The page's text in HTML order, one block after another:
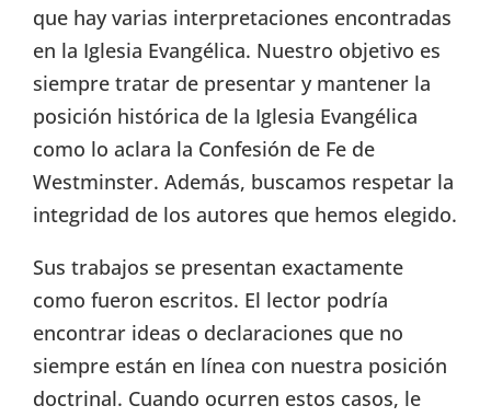
que hay varias interpretaciones encontradas
en la Iglesia Evangélica. Nuestro objetivo es
siempre tratar de presentar y mantener la
posición histórica de la Iglesia Evangélica
como lo aclara la Confesión de Fe de
Westminster. Además, buscamos respetar la
integridad de los autores que hemos elegido.
Sus trabajos se presentan exactamente
como fueron escritos. El lector podría
encontrar ideas o declaraciones que no
siempre están en línea con nuestra posición
doctrinal. Cuando ocurren estos casos, le